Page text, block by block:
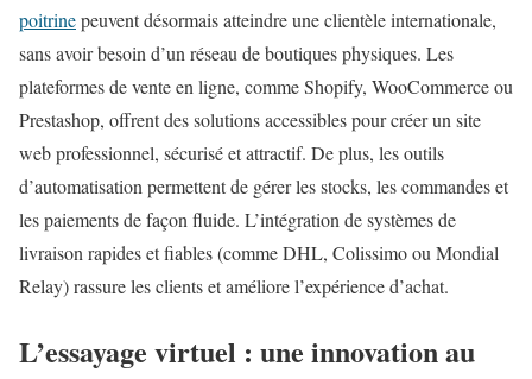
poitrinepeuvent désormais atteindre une clientèle internationale,
sans avoir besoin d’un réseau de boutiques physiques. Les
plateformes de vente en ligne, comme Shopify, WooCommerce ou
Prestashop, offrent des solutions accessibles pour créer un site
web professionnel, sécurisé et attractif. De plus, les outils
d’automatisation permettent de gérer les stocks, les commandes et
les paiements de façon fluide. L’intégration de systèmes de
livraison rapides et fiables (comme DHL, Colissimo ou Mondial
Relay) rassure les clients et améliore l’expérience d’achat.
L’essayage virtuel : une innovation au